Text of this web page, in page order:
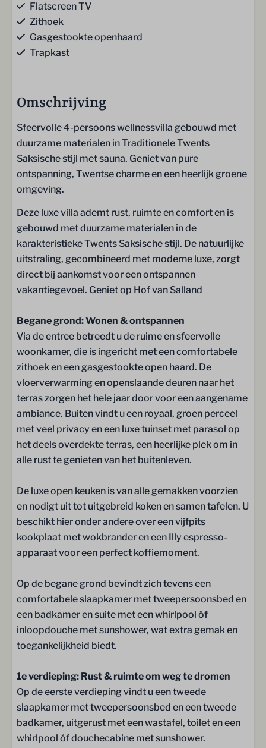
Flatscreen TV
Zithoek
Gasgestookte openhaard
Trapkast
Keuken
Keukendoeken
Gaskookplaat (5-pits)
Afzuigkap
Koelkast
Vriezer
Vaatwasser
Illy espresso apparaat (hiervoor gebruikt u
speciale Illy-cups, deze zijn uitsluitend verkrijgbaar
bij onze receptie)
Keukengerei
Wijn & drinkglazen
Badkamer
Handdoeken
Douche
Badkamer op de begane grond
Wastafel
Wellness
Traditionele opgietsauna
Slaapkamer
Bedlinnen
2 Persoons bed (180x210): 2
2 slaapkamers
Slaapkamer op de begane grond: 1
Sanitair
Ligging
Vrijstaand
Omschrijving
Sfeervolle 4-persoons wellnessvilla gebouwd met
duurzame materialen in Traditionele Twents
Saksische stijl met sauna. Geniet van pure
ontspanning, Twentse charme en een heerlijk groene
omgeving.
Deze luxe villa ademt rust, ruimte en comfort en is
gebouwd met duurzame materialen in de
karakteristieke Twents Saksische stijl. De natuurlijke
uitstraling, gecombineerd met moderne luxe, zorgt
direct bij aankomst voor een ontspannen
vakantiegevoel. Geniet op Hof van Salland
Begane grond: Wonen & ontspannen
Via de entree betreedt u de ruime en sfeervolle
woonkamer, die is ingericht met een comfortabele
zithoek en een gasgestookte open haard. De
vloerverwarming en openslaande deuren naar het
terras zorgen het hele jaar door voor een aangename
ambiance. Buiten vindt u een royaal, groen perceel
met veel privacy en een luxe tuinset met parasol op
het deels overdekte terras, een heerlijke plek om in
alle rust te genieten van het buitenleven.
De luxe open keuken is van alle gemakken voorzien
en nodigt uit tot uitgebreid koken en samen tafelen. U
beschikt hier onder andere over een vijfpits
kookplaat met wokbrander en een Illy espresso-
apparaat voor een perfect koffiemoment.
Op de begane grond bevindt zich tevens een
comfortabele slaapkamer met tweepersoonsbed en
een badkamer en suite met een whirlpool óf
inloopdouche met sunshower, wat extra gemak en
toegankelijkheid biedt.
1e verdieping: Rust & ruimte om weg te dromen
Op de eerste verdieping vindt u een tweede
slaapkamer met tweepersoonsbed en een tweede
badkamer, uitgerust met een wastafel, toilet en een
whirlpool óf douchecabine met sunshower.